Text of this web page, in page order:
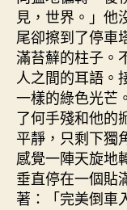
見，世界。」他
尾卻擦到了停車
滿苔蘚的柱子。
人之間的耳語。
一樣的綠色光芒
了何手殘和他的
平靜，只剩下獨
感覺一陣天旋地
垂直停在一個貼
著：「完美倒